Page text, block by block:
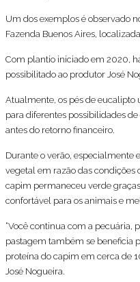
Um dos exemplos é observado
Fazenda Buenos Aires,
Com plantio iniciado em 2020,
possibilitado ao produtor José
Atualmente, os pés de eucalipto
para diferentes possibilidades
antes do retorno financeiro.
Durante o verão, especialmente
vegetal em razão das condições
capim permaneceu verde
confortável para os animais e
“Você continua com a pecuária,
pastagem também se beneficia
proteína do capim em cerca de
José Nogueira.